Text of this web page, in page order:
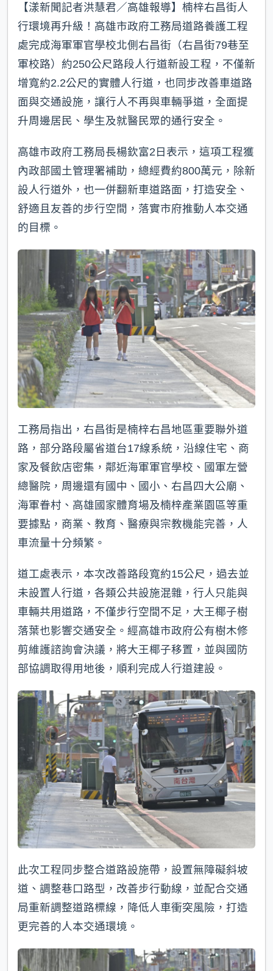
【漾新聞記者洪慧君／高雄報導】楠梓右昌街人
行環境再升級！高雄市政府工務局道路養護工程
處完成海軍軍官學校北側右昌街（右昌街79巷至
軍校路）約250公尺路段人行道新設工程，不僅新
增寬約2.2公尺的實體人行道，也同步改善車道路
面與交通設施，讓行人不再與車輛爭道，全面提
升周邊居民、學生及就醫民眾的通行安全。
高雄市政府工務局長楊欽富2日表示，這項工程獲
內政部國土管理署補助，總經費約800萬元，除新
設人行道外，也一併翻新車道路面，打造安全、
舒適且友善的步行空間，落實市府推動人本交通
的目標。
工務局指出，右昌街是楠梓右昌地區重要聯外道
路，部分路段屬省道台17線系統，沿線住宅、商
家及餐飲店密集，鄰近海軍軍官學校、國軍左營
總醫院，周邊還有國中、國小、右昌四大公廟、
海軍眷村、高雄國家體育場及楠梓產業園區等重
要據點，商業、教育、醫療與宗教機能完善，人
車流量十分頻繁。
道工處表示，本次改善路段寬約15公尺，過去並
未設置人行道，各類公共設施混雜，行人只能與
車輛共用道路，不僅步行空間不足，大王椰子樹
落葉也影響交通安全。經高雄市政府公有樹木修
剪維護諮詢會決議，將大王椰子移置，並與國防
部協調取得用地後，順利完成人行道建設。
此次工程同步整合道路設施帶，設置無障礙斜坡
道、調整巷口路型，改善步行動線，並配合交通
局重新調整道路標線，降低人車衝突風險，打造
更完善的人本交通環境。